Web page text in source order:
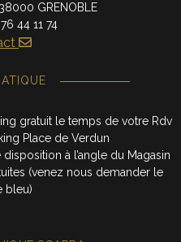
GRENOBLE
44 11 74
gratuit le temps de votre Rdv
Place de Verdun
à l’angle du Magasin
(venez nous demander le
bleu)